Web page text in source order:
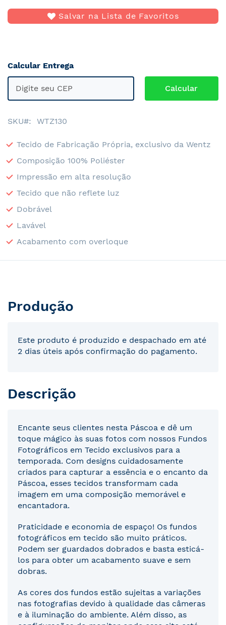
Salvar na Lista de Favoritos
Calcular Entrega
SKU WTZ130
Tecido de Fabricação Própria, exclusivo da Wentz
Composição 100% Poliéster
Impressão em alta resolução
Tecido que não reflete luz
Dobrável
Lavável
Acabamento com overloque
Produção
Este produto é produzido e despachado em até
2 dias úteis após confirmação do pagamento.
Descrição
Encante seus clientes nesta Páscoa e dê um
toque mágico às suas fotos com nossos Fundos
Fotográficos em Tecido exclusivos para a
temporada. Com designs cuidadosamente
criados para capturar a essência e o encanto da
Páscoa, esses tecidos transformam cada
imagem em uma composição memorável e
encantadora.
Praticidade e economia de espaço! Os fundos
fotográficos em tecido são muito práticos.
Podem ser guardados dobrados e basta esticá-
los para obter um acabamento suave e sem
dobras.
As cores dos fundos estão sujeitas a variações
nas fotografias devido à qualidade das câmeras
e à iluminação do ambiente. Além disso, as